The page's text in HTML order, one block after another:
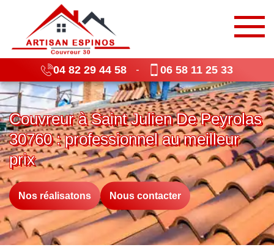
04 82 29 44 58 - 06 58 11 25 33
Couvreur à Saint Julien De Peyrolas
30760 : professionnel au meilleur
prix
Nos réalisatons Nous contacter